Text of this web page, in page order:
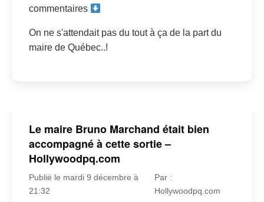
commentaires
On ne s'attendait pas du tout à ça de la part du
maire de Québec..!
Le maire Bruno Marchand était bien
accompagné à cette sortie –
Hollywoodpq.com
Publié le mardi 9 décembre à
21:32
Par :
Hollywoodpq.com